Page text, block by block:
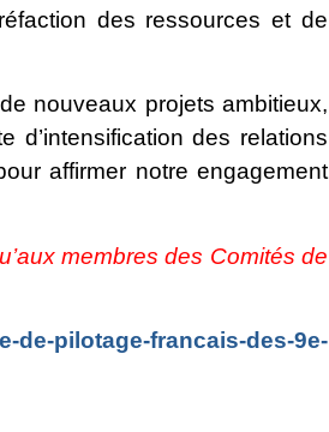
des ressources et de
nouveaux projets ambitieux,
d’intensification des relations
affirmer notre engagement
membres des Comités de
de-pilotage-francais-des-9e-